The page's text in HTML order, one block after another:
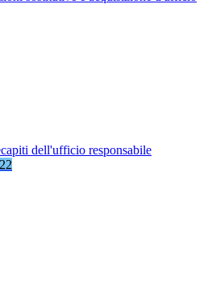
dell'ufficio responsabile
22